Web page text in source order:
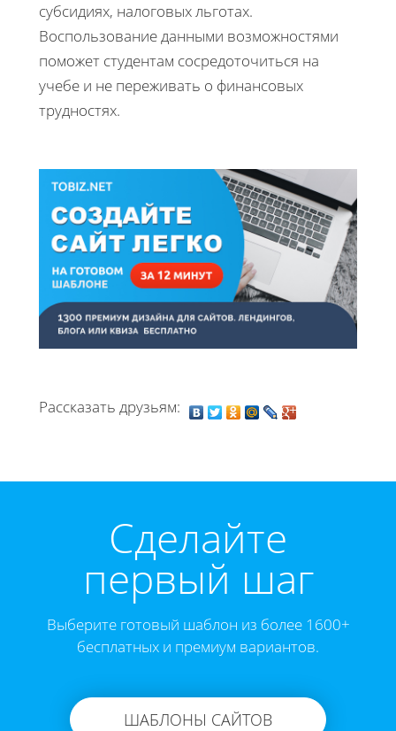
субсидиях, налоговых льготах.
Воспользование данными возможностями
поможет студентам сосредоточиться на
учебе и не переживать о финансовых
трудностях.
Рассказать друзьям:
Cделайте
первый шаг
Выберите готовый шаблон из более 1600+
бесплатных и премиум вариантов.
ШАБЛОНЫ САЙТОВ